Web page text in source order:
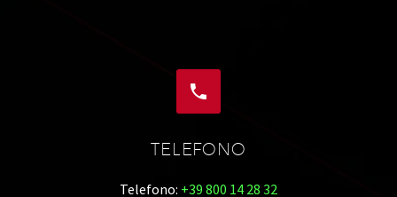


TELEFONO
Telefono: +39 800 14 28 32